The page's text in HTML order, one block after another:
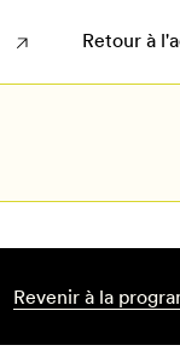
Retour à
Revenir à la